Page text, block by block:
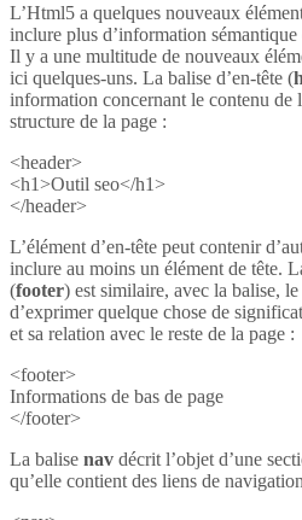
L’Html5 a quelques nouveaux
inclure plus d’information sémantique
Il y a une multitude de nouveaux
ici quelques-uns. La balise d’en-tête (
information concernant le contenu de
structure de la page :
<header>
<h1>Outil seo</h1>
</header>
L’élément d’en-tête peut contenir
inclure au moins un élément de tête.
(footer) est similaire, avec la balise,
d’exprimer quelque chose de
et sa relation avec le reste de la page :
<footer>
Informations de bas de page
</footer>
La balise nav décrit l’objet d’une
qu’elle contient des liens de